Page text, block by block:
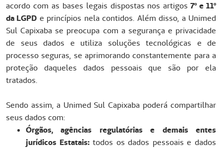
acordo com as bases legais dispostas nos artigos 7º e 11º
da LGPD e princípios nela contidos. Além disso, a Unimed
Sul Capixaba se preocupa com a segurança e privacidade
de seus dados e utiliza soluções tecnológicas e de
processo seguras, se aprimorando constantemente para a
proteção daqueles dados pessoais que são por ela
tratados.
Sendo assim, a Unimed Sul Capixaba poderá compartilhar
seus dados com:
Órgãos, agências regulatórias e demais entes
jurídicos Estatais:todos os dados pessoais e dados